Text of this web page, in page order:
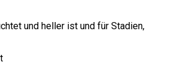
und heller ist und für Stadien,